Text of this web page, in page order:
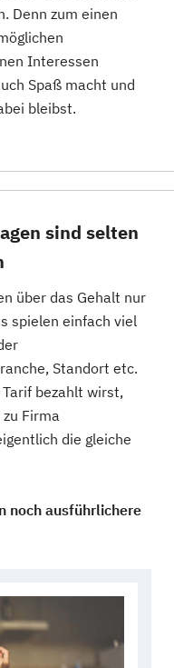
Denn zum einen
Interessen
Spaß macht und
bleibst.
sind selten
über das Gehalt nur
spielen einfach viel
Standort etc.
bezahlt wirst,
Firma
die gleiche
noch ausführlichere